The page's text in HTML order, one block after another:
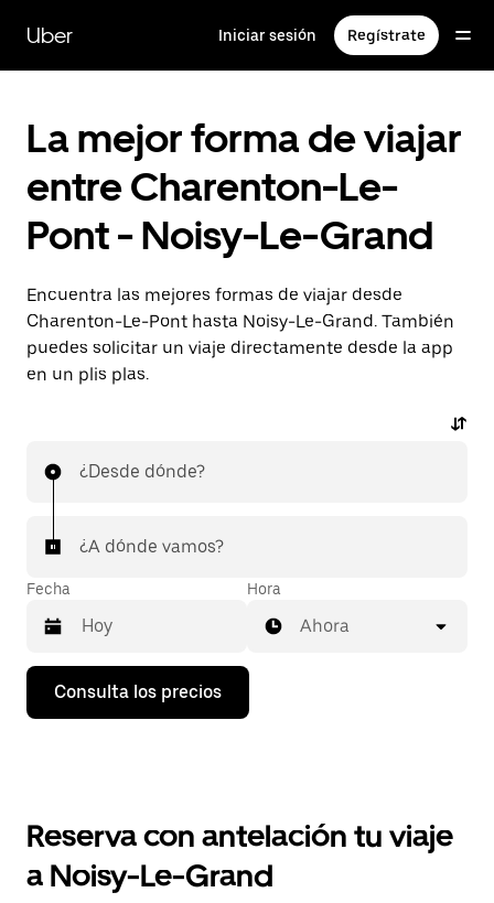
contenido
principal
Uber Iniciar sesión Regístrate
La mejor forma de viajar
entre Charenton-Le-
Pont - Noisy-Le-Grand
Encuentra las mejores formas de viajar desde
Charenton-Le-Pont hasta Noisy-Le-Grand. También
puedes solicitar un viaje directamente desde la app
en un plis plas.
¿Desde dónde?
¿A dónde vamos?
Fecha
Pulsa
flecha
calendario
seleccionar
Hora
Ahora
Consulta los precios
Reserva con antelación tu viaje
a Noisy-Le-Grand